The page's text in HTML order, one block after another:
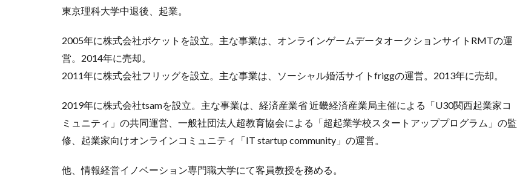
東京理科大学中退後、起業。
2005年に株式会社ポケットを設立。主な事業は、オンラインゲームデータオークションサイトRMTの運
営。2014年に売却。
2011年に株式会社フリッグを設立。主な事業は、ソーシャル婚活サイトfriggの運営。2013年に売却。
2019年に株式会社tsamを設立。主な事業は、経済産業省 近畿経済産業局主催による「U30関西起業家コ
ミュニティ」の共同運営、一般社団法人超教育協会による「超起業学校スタートアッププログラム」の監
修、起業家向けオンラインコミュニティ「IT startup community」の運営。
他、情報経営イノベーション専門職大学にて客員教授を務める。